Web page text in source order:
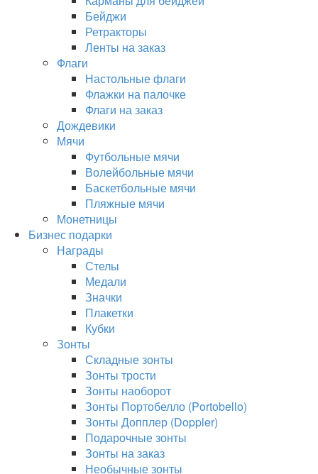
Бейджи
Ретракторы
Ленты на заказ
Флаги
Настольные флаги
Флажки на палочке
Флаги на заказ
Дождевики
Мячи
Футбольные мячи
Волейбольные мячи
Баскетбольные мячи
Пляжные мячи
Монетницы
Бизнес подарки
Награды
Стелы
Медали
Значки
Плакетки
Кубки
Зонты
Складные зонты
Зонты трости
Зонты наоборот
Зонты Портобелло (Portobello)
Зонты Допплер (Doppler)
Подарочные зонты
Зонты на заказ
Необычные зонты